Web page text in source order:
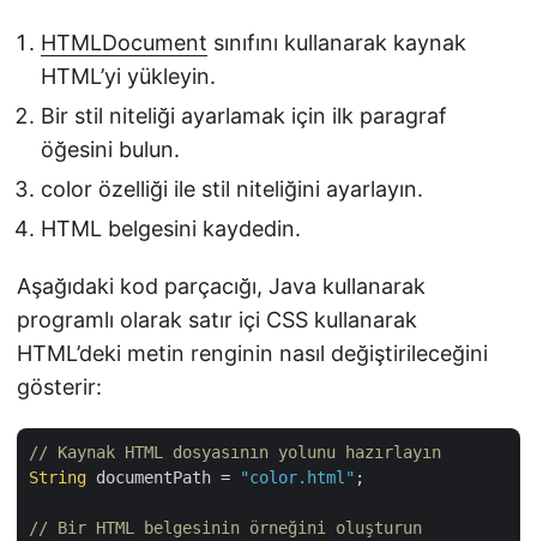
HTMLDocument sınıfını kullanarak kaynak
HTML’yi yükleyin.
Bir stil niteliği ayarlamak için ilk paragraf
öğesini bulun.
color özelliği ile stil niteliğini ayarlayın.
HTML belgesini kaydedin.
Aşağıdaki kod parçacığı, Java kullanarak
programlı olarak satır içi CSS kullanarak
HTML’deki metin renginin nasıl değiştirileceğini
gösterir:
// Kaynak HTML dosyasının yolunu hazırlayın
String documentPath = "color.html" ;
// Bir HTML belgesinin örneğini oluşturun